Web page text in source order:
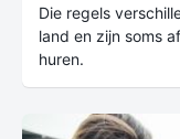
Die regels
land en zijn soms
huren.